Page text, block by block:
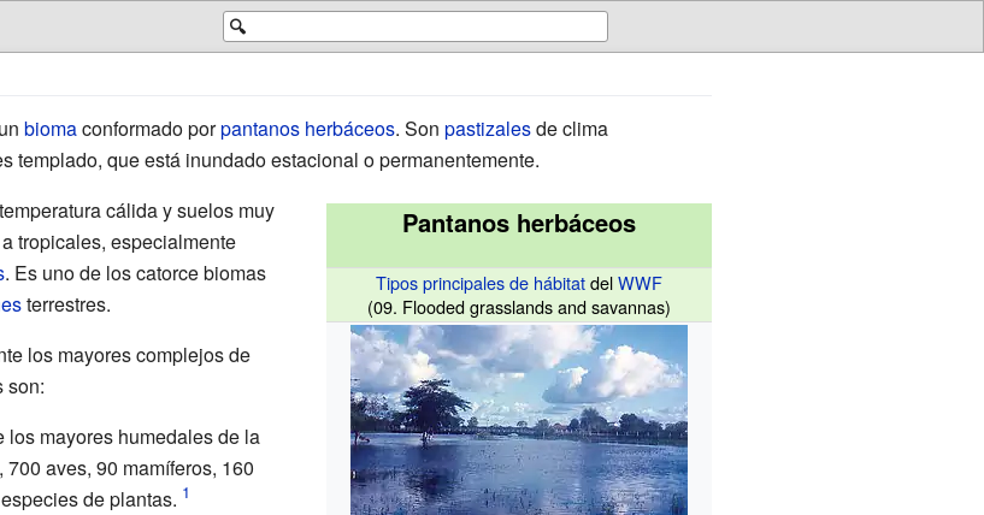
🔍
biomaconformado porpantanos herbáceos. Son pastizalesde clima
templado, que está inundado estacional o permanentemente.
Pantanos herbáceos
Tipos principales de hábitatdelWWF
(09. Flooded grasslands and savannas)
cálida y suelos muy
tropicales, especialmente
. Es uno de los catorce biomas
terrestres.
los mayores complejos de
son:
los mayores humedales de la
aves, 90 mamíferos, 160
de plantas.